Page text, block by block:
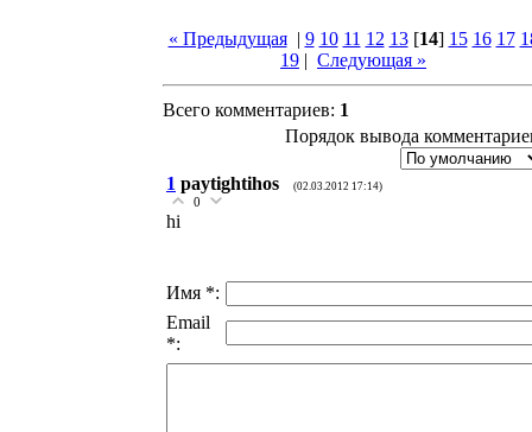
« Предыдущая| 9 10 11 12 13[14] 15 16 17
19 | Следующая »
Всего комментариев: 1
Порядок вывода
1 paytightihos (02.03.2012 17:14)
0
hi
Имя *:
Email
*: